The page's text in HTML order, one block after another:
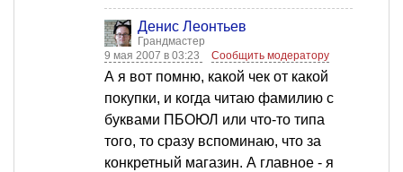
Денис Леонтьев
Грандмастер
9 мая 2007 в 03:23
Сообщить модератору
А я вот помню, какой чек от какой
покупки, и когда читаю фамилию с
буквами ПБОЮЛ или что-то типа
того, то сразу вспоминаю, что за
конкретный магазин. А главное - я